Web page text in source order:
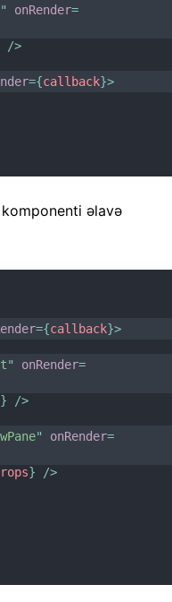
" onRender=
/>
={callback}>
komponenti əlavə
={callback}>
" onRender=
}
/>
" onRender=
}
/>